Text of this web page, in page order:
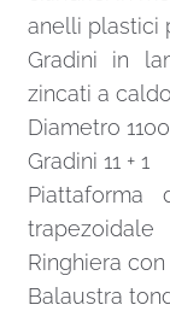
anelli plastici
Gradini in
zincati a caldo
Diametro
Gradini 11 + 1
Piattaforma
trapezoidale
Ringhiera
Balaustra